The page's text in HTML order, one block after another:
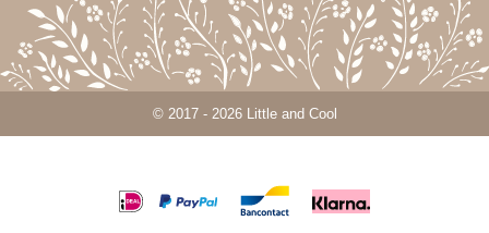
© 2017 - 2026 Little and Cool